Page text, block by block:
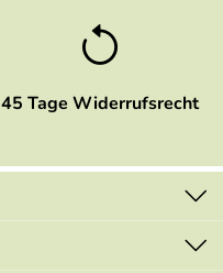
45 Tage Widerrufsrecht